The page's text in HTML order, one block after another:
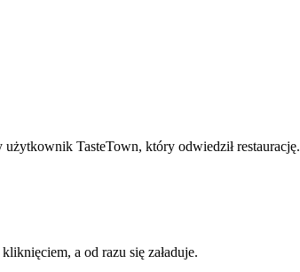
TasteTown, który odwiedził restaurację.
a od razu się załaduje.